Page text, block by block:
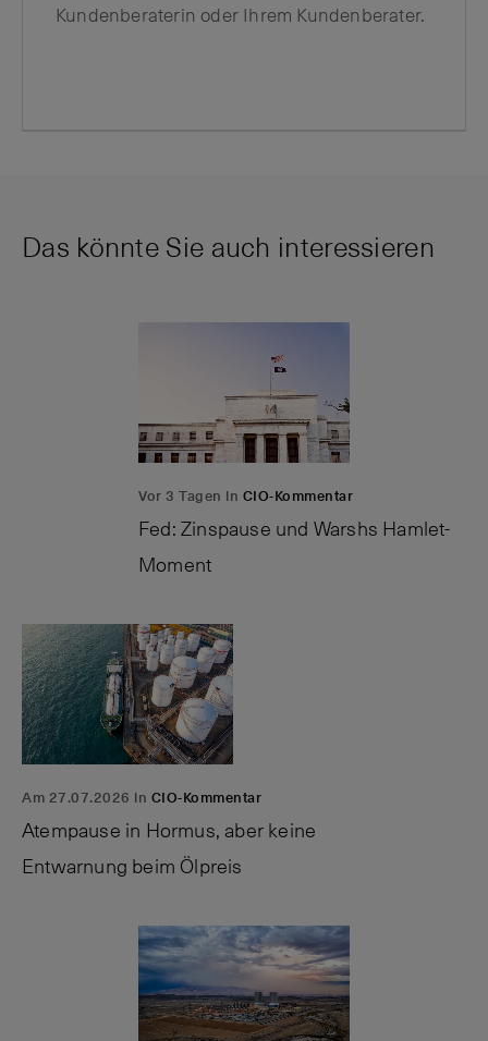
Kundenberaterin oder Ihrem Kundenberater.
Das könnte Sie auch interessieren
Vor 3 Tagen in CIO-Kommentar
Fed: Zinspause und Warshs Hamlet-
Moment
Am 27.07.2026 in CIO-Kommentar
Atempause in Hormus, aber keine
Entwarnung beim Ölpreis